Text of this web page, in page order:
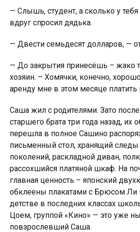
— Слышь, студент, а сколько у
вдруг спросил дядька.
— Двести семьдесят долларов, —
— До закрытия принесёшь – жако
хозяин. – Хомячки, конечно,
аренду мне в этом месяце платить
Саша жил с родителями. Зато
старшего брата три года назад, их
перешла в полное Сашино
письменный стол, хранящий следы
поколений, раскладной диван,
рассохшийся платяной шкаф. На
главная ценность – японский
обклеены плакатами с Брюсом Ли
детстве в последних классах
Цоем, группой «Кино» — это уже
повзрослевший Саша.